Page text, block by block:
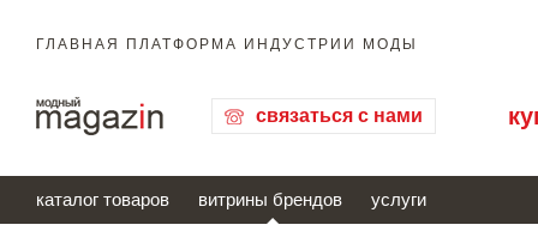
ГЛАВНАЯ ПЛАТФОРМА ИНДУСТРИИ МОДЫ
связаться с нами
каталог товаров витрины брендов услуги